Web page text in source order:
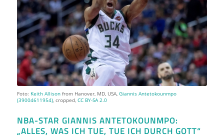
Foto: Keith Allisonfrom Hanover, MD, USA, Giannis Antetokounmpo
(39004611954), cropped, CC BY-SA 2.0
NBA-STAR GIANNIS ANTETOKOUNMPO:
„ALLES, WAS ICH TUE, TUE ICH DURCH GOTT“